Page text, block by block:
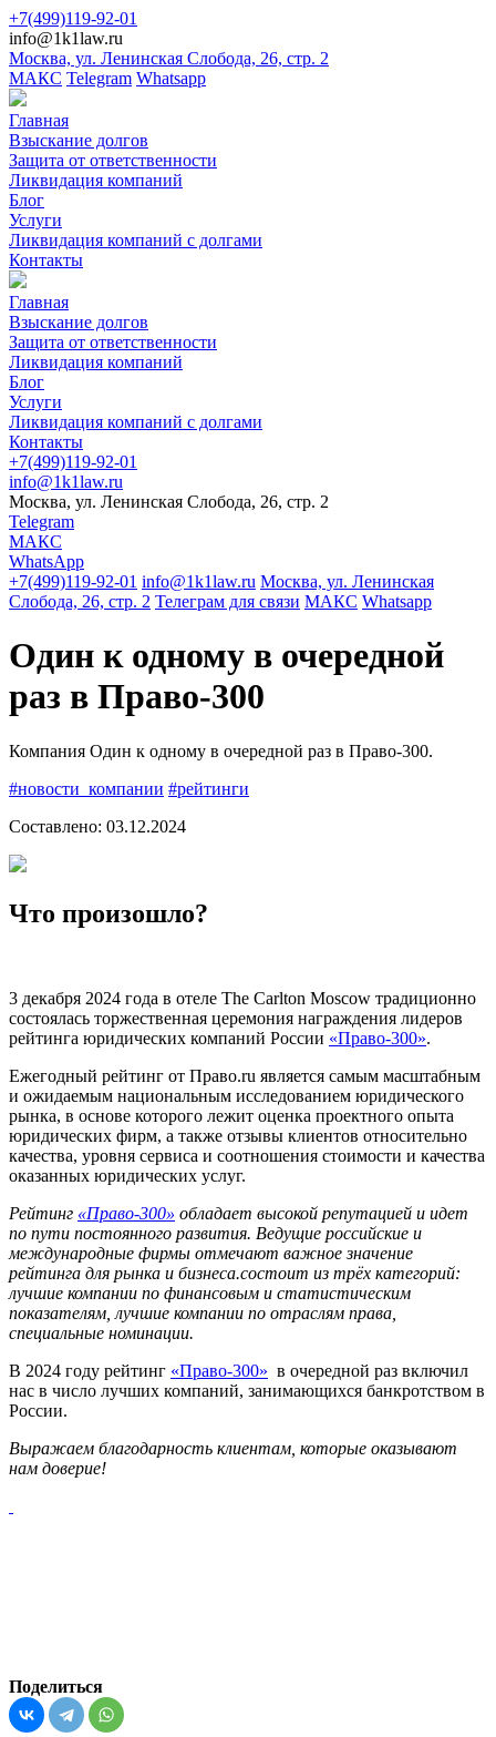
+7(499)119-92-01
info@1k1law.ru
Москва, ул. Ленинская Слобода, 26, стр. 2
МАКС Telegram Whatsapp
Главная
Взыскание долгов
Защита от ответственности
Ликвидация компаний
Блог
Услуги
Ликвидация компаний с долгами
Контакты
Главная
Взыскание долгов
Защита от ответственности
Ликвидация компаний
Блог
Услуги
Ликвидация компаний с долгами
Контакты
+7(499)119-92-01
info@1k1law.ru
Москва, ул. Ленинская Слобода, 26, стр. 2
Telegram
МАКС
WhatsApp
+7(499)119-92-01 info@1k1law.ru Москва, ул. Ленинская
Слобода, 26, стр. 2 Телеграм для связи МАКС Whatsapp
Один к одному в очередной
раз в Право-300
Компания Один к одному в очередной раз в Право-300.
#новости_компании #рейтинги
Составлено: 03.12.2024
Что произошло?
3 декабря 2024 года в отеле The Carlton Moscow традиционно
состоялась торжественная церемония награждения лидеров
рейтинга юридических компаний России «Право-300».
Ежегодный рейтинг от Право.ru является самым масштабным
и ожидаемым национальным исследованием юридического
рынка, в основе которого лежит оценка проектного опыта
юридических фирм, а также отзывы клиентов относительно
качества, уровня сервиса и соотношения стоимости и качества
оказанных юридических услуг.
Рейтинг «Право-300» обладает высокой репутацией и идет
по пути постоянного развития. Ведущие российские и
международные фирмы отмечают важное значение
рейтинга для рынка и бизнеса.состоит из трёх категорий:
лучшие компании по финансовым и статистическим
показателям, лучшие компании по отраслям права,
специальные номинации.
В 2024 году рейтинг «Право-300» в очередной раз включил
нас в число лучших компаний, занимающихся банкротством в
России.
Выражаем благодарность клиентам, которые оказывают
нам доверие!
Поделиться